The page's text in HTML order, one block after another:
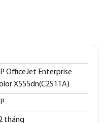
OfficeJet Enterprise
X555dn(C2S11A)
tháng